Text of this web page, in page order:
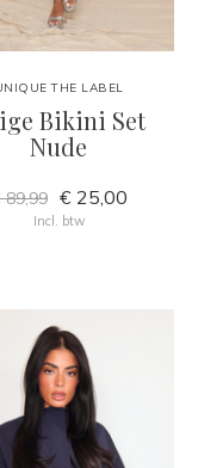
THE LABEL
Bikini Set
Nude
89,99 € 25,00
Incl. btw